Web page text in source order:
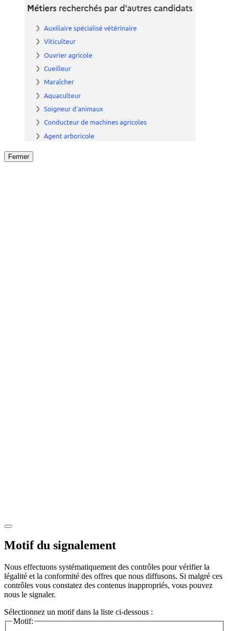
Fermer
Motif du signalement
Nous effectuons systématiquement des contrôles pour vérifier la
légalité et la conformité des offres que nous diffusons. Si malgré ces
contrôles vous constatez des contenus inappropriés, vous pouvez
nous le signaler.
Sélectionnez un motif dans la liste ci-dessous :
Motif: